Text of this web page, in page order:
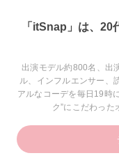
「itSnap」は、20
出演モデル約800名、出
ル、インフルエンサー、
アルなコーデを毎日19時
ク”にこだわった